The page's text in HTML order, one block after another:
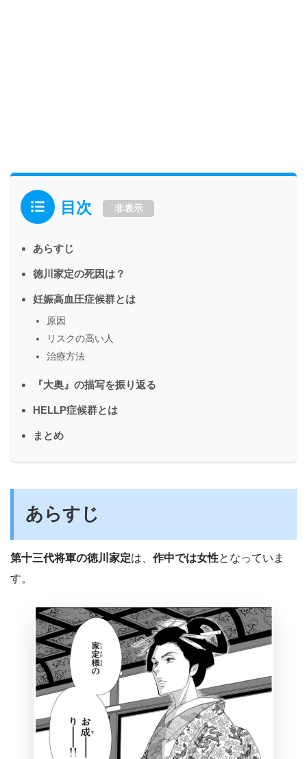
目次 非表示
あらすじ
徳川家定の死因は？
妊娠高血圧症候群とは
原因
リスクの高い人
治療方法
『大奥』の描写を振り返る
HELLP症候群とは
まとめ
あらすじ
第十三代将軍の徳川家定は、 作中では女性となっていま
す。